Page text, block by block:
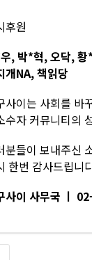
후원
, 박*혁, 오닥, 황
개NA, 책읽당
사이는 사회를 바
수자 커뮤니티의
분들이 보내주신
한번 감사드립니
사이 사무국 ㅣ